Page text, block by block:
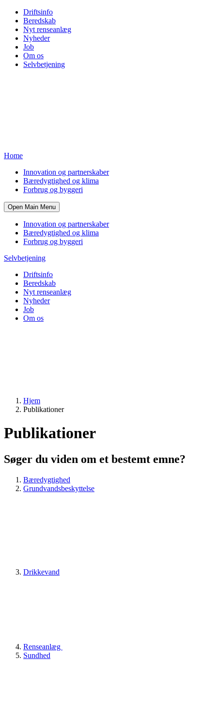
Driftsinfo
Beredskab
Nyt renseanlæg
Nyheder
Job
Om os
Selvbetjening
Home
Innovation og partnerskaber
Bæredygtighed og klima
Forbrug og byggeri
Open Main Menu
Innovation og partnerskaber
Bæredygtighed og klima
Forbrug og byggeri
Selvbetjening
Driftsinfo
Beredskab
Nyt renseanlæg
Nyheder
Job
Om os
Hjem
Publikationer
Publikationer
Søger du viden om et bestemt emne?
Bæredygtighed
Grundvandsbeskyttelse
Drikkevand
Renseanlæg
Sundhed